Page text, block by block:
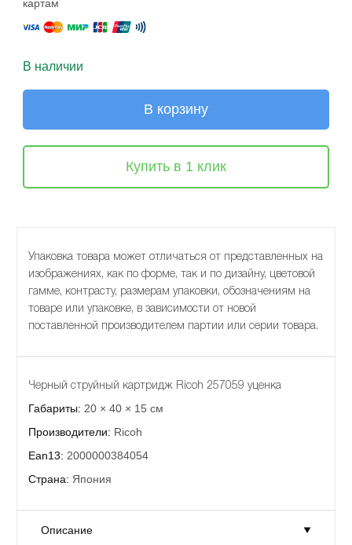
картам
В наличии
В корзину
Купить в 1 клик
Упаковка товара может отличаться от представленных на
изображениях, как по форме, так и по дизайну, цветовой
гамме, контрасту, размерам упаковки, обозначениям на
товаре или упаковке, в зависимости от новой
поставленной производителем партии или серии товара.
Черный струйный картридж Ricoh 257059 уценка
Габариты: 20 × 40 × 15 см
Производители: Ricoh
Ean13: 2000000384054
Страна: Япония
Описание